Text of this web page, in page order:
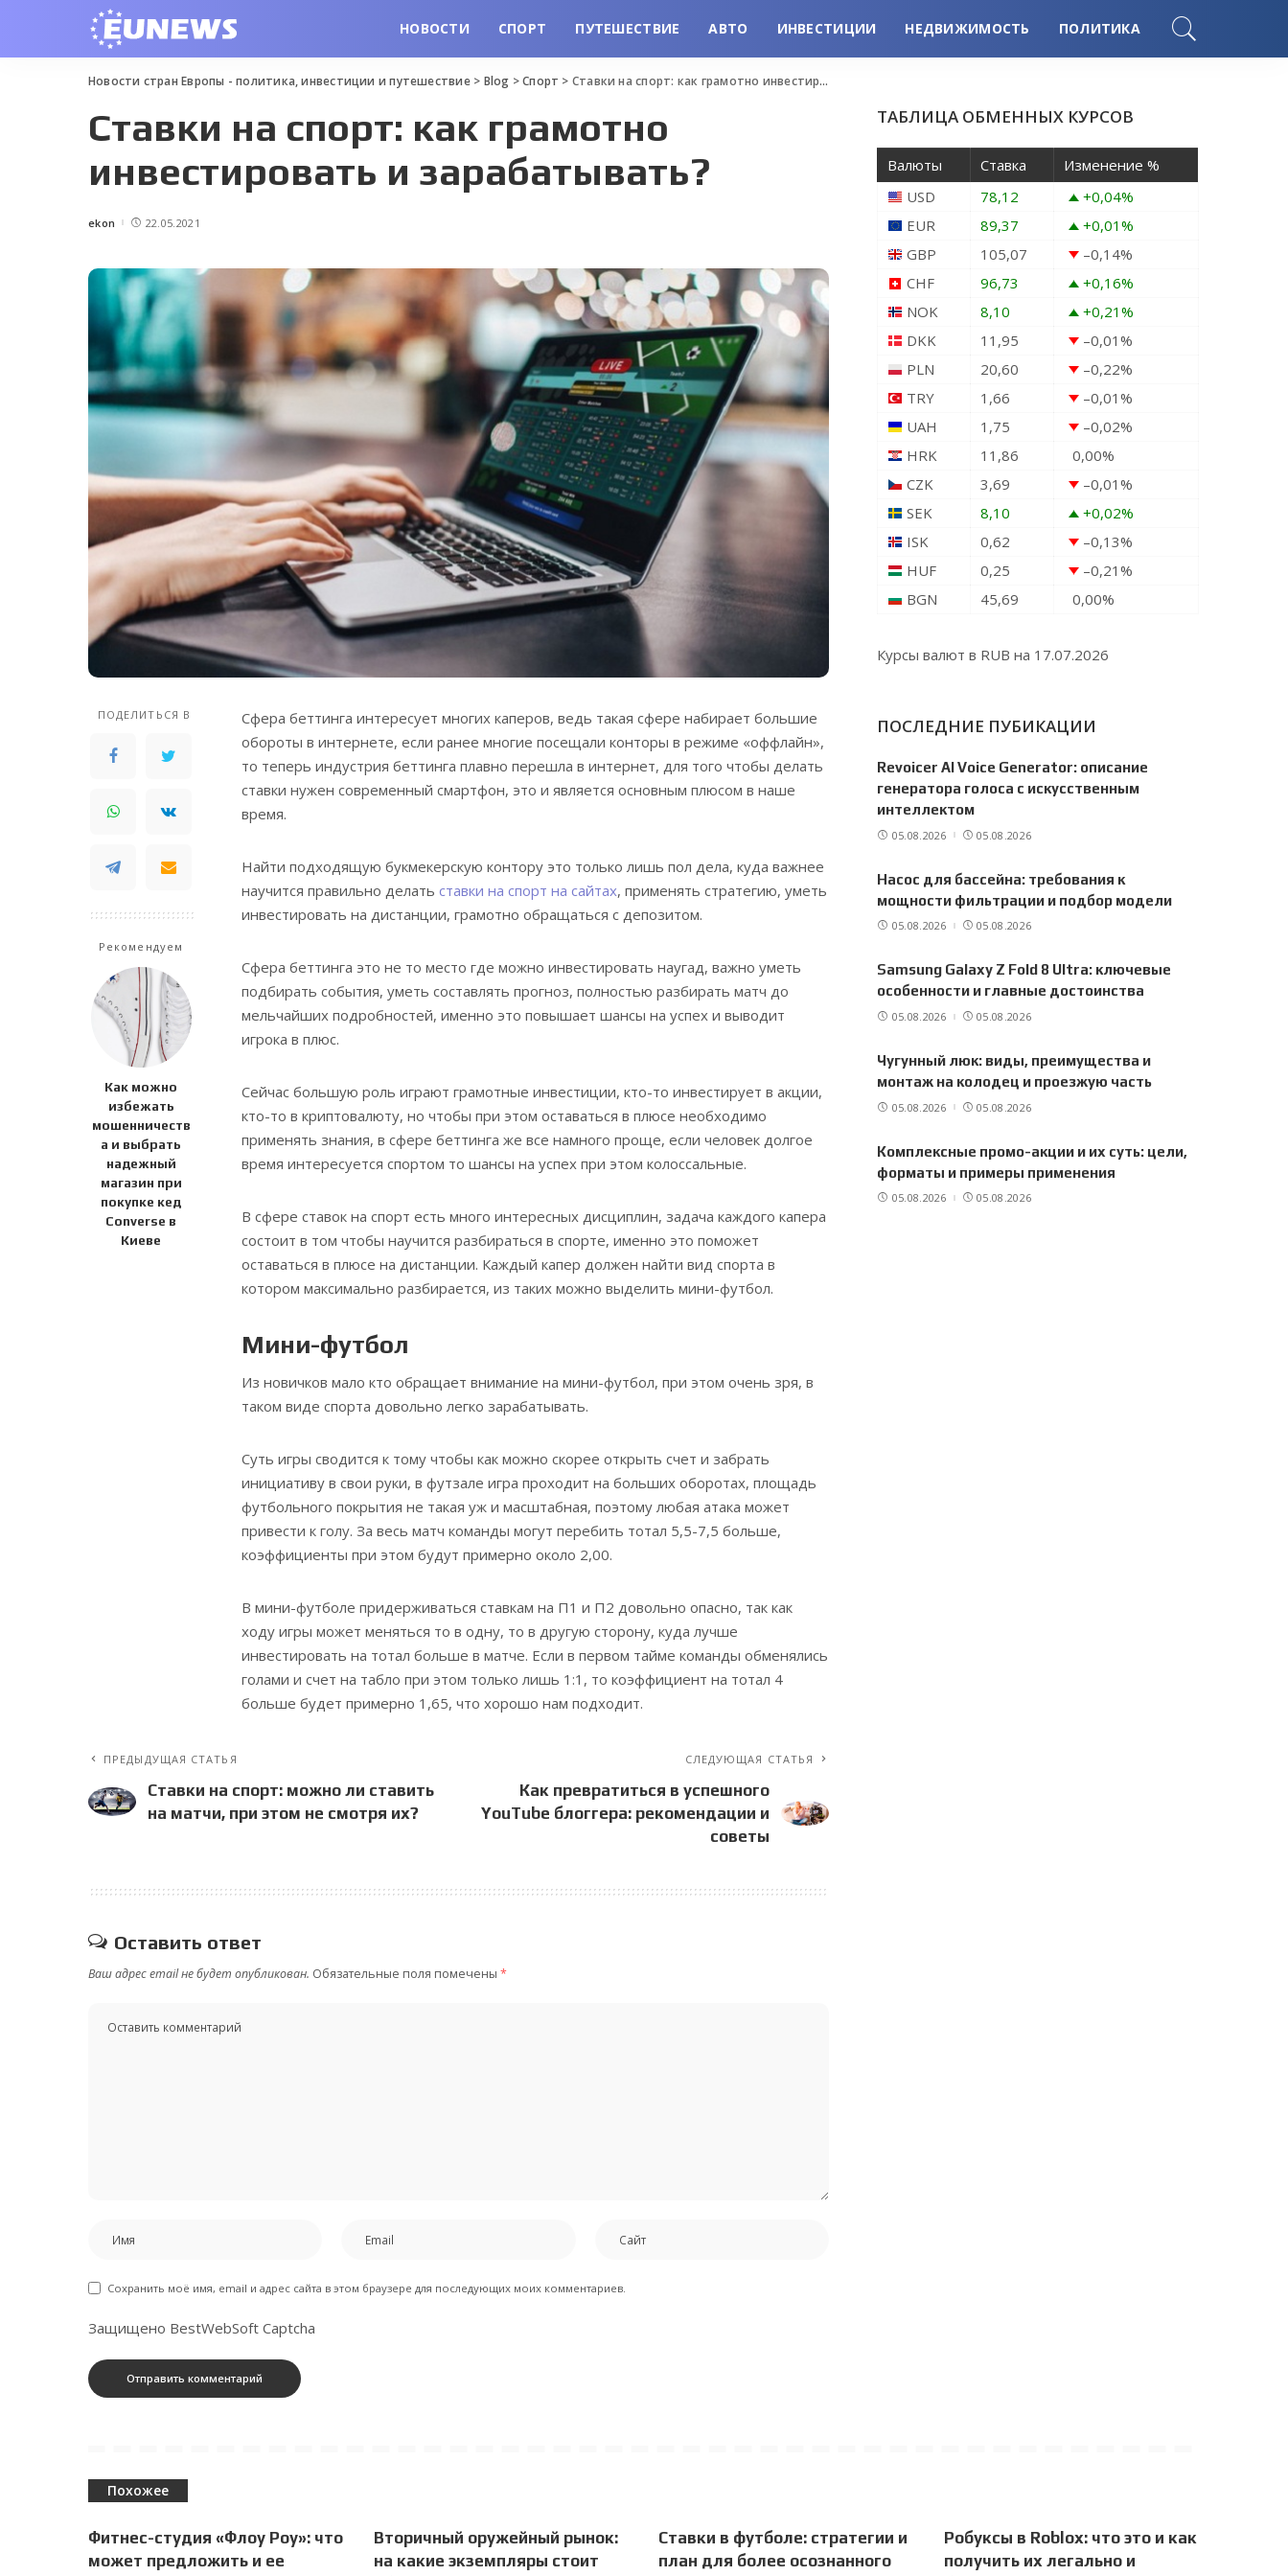
НОВОСТИ СПОРТ ПУТЕШЕСТВИЕ АВТО ИНВЕСТИЦИИ НЕДВИЖИМОСТЬ ПОЛИТИКА
Новости стран Европы - политика, инвестиции и путешествие> Blog >Спорт > Ставки на спорт: как грамотно инвестировать и зарабатывать?
Ставки на спорт: как грамотно
инвестировать и зарабатывать?
Posted
ekon 22.05.2021
ПОДЕЛИТЬСЯ В
Рекомендуем
Как можно
избежать
мошенничеств
а и выбрать
надежный
магазин при
покупке кед
Converse в
Киеве
Сфера беттинга интересует многих каперов, ведь такая сфере набирает большие
обороты в интернете, если ранее многие посещали конторы в режиме «оффлайн»,
то теперь индустрия беттинга плавно перешла в интернет, для того чтобы делать
ставки нужен современный смартфон, это и является основным плюсом в наше
время.
Найти подходящую букмекерскую контору это только лишь пол дела, куда важнее
научится правильно делать ставки на спорт на сайтах, применять стратегию, уметь
инвестировать на дистанции, грамотно обращаться с депозитом.
Сфера беттинга это не то место где можно инвестировать наугад, важно уметь
подбирать события, уметь составлять прогноз, полностью разбирать матч до
мельчайших подробностей, именно это повышает шансы на успех и выводит
игрока в плюс.
Сейчас большую роль играют грамотные инвестиции, кто-то инвестирует в акции,
кто-то в криптовалюту, но чтобы при этом оставаться в плюсе необходимо
применять знания, в сфере беттинга же все намного проще, если человек долгое
время интересуется спортом то шансы на успех при этом колоссальные.
В сфере ставок на спорт есть много интересных дисциплин, задача каждого капера
состоит в том чтобы научится разбираться в спорте, именно это поможет
оставаться в плюсе на дистанции. Каждый капер должен найти вид спорта в
котором максимально разбирается, из таких можно выделить мини-футбол.
Мини-футбол
Из новичков мало кто обращает внимание на мини-футбол, при этом очень зря, в
таком виде спорта довольно легко зарабатывать.
Суть игры сводится к тому чтобы как можно скорее открыть счет и забрать
инициативу в свои руки, в футзале игра проходит на больших оборотах, площадь
футбольного покрытия не такая уж и масштабная, поэтому любая атака может
привести к голу. За весь матч команды могут перебить тотал 5,5-7,5 больше,
коэффициенты при этом будут примерно около 2,00.
В мини-футболе придерживаться ставкам на П1 и П2 довольно опасно, так как
ходу игры может меняться то в одну, то в другую сторону, куда лучше
инвестировать на тотал больше в матче. Если в первом тайме команды обменялись
голами и счет на табло при этом только лишь 1:1, то коэффициент на тотал 4
больше будет примерно 1,65, что хорошо нам подходит.
ПРЕДЫДУЩАЯ СТАТЬЯ
Ставки на спорт: можно ли ставить
на матчи, при этом не смотря их?
СЛЕДУЮЩАЯ СТАТЬЯ
Как превратиться в успешного
YouTube блоггера: рекомендации и
советы
Оставить ответ
Ваш адрес email не будет опубликован. Обязательные поля помечены *
Сохранить моё имя, email и адрес сайта в этом браузере для последующих моих комментариев.
Защищено BestWebSoft Captcha
ТАБЛИЦА ОБМЕННЫХ КУРСОВ
Валюты Ставка
Изменение %
USD
78,12 +0,04%
EUR
89,37 +0,01%
GBP
105,07 –0,14%
CHF
96,73 +0,16%
NOK
8,10 +0,21%
DKK
11,95 –0,01%
PLN
20,60 –0,22%
TRY
1,66 –0,01%
UAH
1,75 –0,02%
HRK
11,86 0,00%
CZK
3,69 –0,01%
SEK
8,10 +0,02%
ISK
0,62 –0,13%
HUF
0,25 –0,21%
BGN
45,69 0,00%
Курсы валют в RUB на 17.07.2026
ПОСЛЕДНИЕ ПУБИКАЦИИ
Revoicer AI Voice Generator: описание
генератора голоса с искусственным
интеллектом
05.08.2026 05.08.2026
Насос для бассейна: требования к
мощности фильтрации и подбор модели
05.08.2026 05.08.2026
Samsung Galaxy Z Fold 8 Ultra: ключевые
особенности и главные достоинства
05.08.2026 05.08.2026
Чугунный люк: виды, преимущества и
монтаж на колодец и проезжую часть
05.08.2026 05.08.2026
Комплексные промо-акции и их суть: цели,
форматы и примеры применения
05.08.2026 05.08.2026
Похожее
Фитнес-студия «Флоу Роу»: что
может предложить и ее
Вторичный оружейный рынок:
на какие экземпляры стоит
Ставки в футболе: стратегии и
план для более осознанного
Робуксы в Roblox: что это и как
получить их легально и